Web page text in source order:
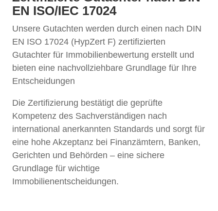
EN ISO/IEC 17024
Unsere Gutachten werden durch einen nach DIN
EN ISO 17024 (HypZert F) zertifizierten
Gutachter für Immobilienbewertung erstellt und
bieten eine nachvollziehbare Grundlage für Ihre
Entscheidungen
Die Zertifizierung bestätigt die geprüfte
Kompetenz des Sachverständigen nach
international anerkannten Standards und sorgt für
eine hohe Akzeptanz bei Finanzämtern, Banken,
Gerichten und Behörden – eine sichere
Grundlage für wichtige
Immobilienentscheidungen.